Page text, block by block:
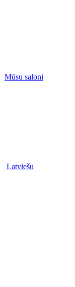
Mūsu saloni
Latviešu